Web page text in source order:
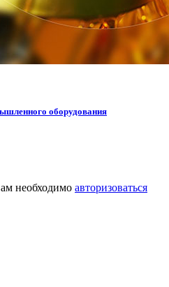
оборудования
необходимо авторизоваться